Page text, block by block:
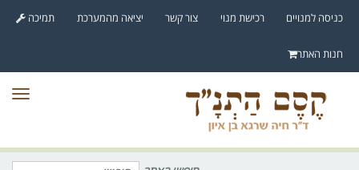
כניסה למנויים רכישת מנוי צור קשר יציאה מהמערכת תמיכה
חנות האתר